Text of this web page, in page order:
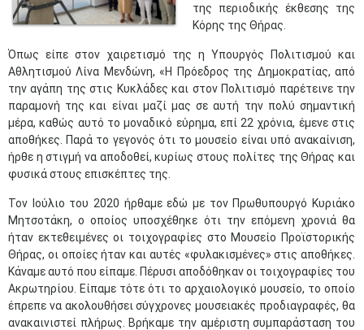
της περιοδικής έκθεσης της
Κόρης της Θήρας.
Όπως είπε στον χαιρετισμό της η Υπουργός Πολιτισμού και
Αθλητισμού Λίνα Μενδώνη, «Η Πρόεδρος της Δημοκρατίας, από
την αγάπη της στις Κυκλάδες και στον Πολιτισμό παρέτεινε την
παραμονή της και είναι μαζί μας σε αυτή την πολύ σημαντική
μέρα, καθώς αυτό το μοναδικό εύρημα, επί 22 χρόνια, έμενε στις
αποθήκες. Παρά το γεγονός ότι το μουσείο είναι υπό ανακαίνιση,
ήρθε η στιγμή να αποδοθεί, κυρίως στους πολίτες της Θήρας και
φυσικά στους επισκέπτες της.
Τον Ιούλιο του 2020 ήρθαμε εδώ με τον Πρωθυπουργό Κυριάκο
Μητσοτάκη, ο οποίος υποσχέθηκε ότι την επόμενη χρονιά θα
ήταν εκτεθειμένες οι τοιχογραφίες στο Μουσείο Προϊστορικής
Θήρας, οι οποίες ήταν και αυτές «φυλακισμένες» στις αποθήκες.
Κάναμε αυτό που είπαμε. Πέρυσι αποδόθηκαν οι τοιχογραφίες του
Ακρωτηρίου. Είπαμε τότε ότι το αρχαιολογικό μουσείο, το οποίο
έπρεπε να ακολουθήσει σύγχρονες μουσειακές προδιαγραφές, θα
ανακαινιστεί πλήρως. Βρήκαμε την αμέριστη συμπαράσταση του